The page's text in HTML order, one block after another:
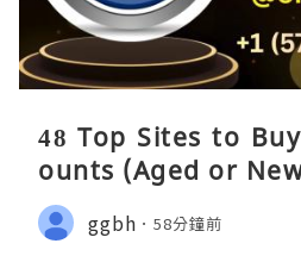
48 Top Sites to
ounts (Aged or
ggbh 58分鐘前